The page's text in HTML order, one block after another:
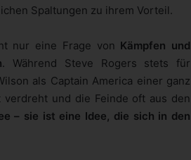
Spaltungen zu ihrem Vorteil.
nur eine Frage von Kämpfen und
. Während Steve Rogers stets für
als Captain America einer ganz
und die Feinde oft aus den
– sie ist eine Idee, die sich in den